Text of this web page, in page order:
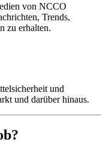
von NCCO
Trends,
zu erhalten.
und
und darüber hinaus.